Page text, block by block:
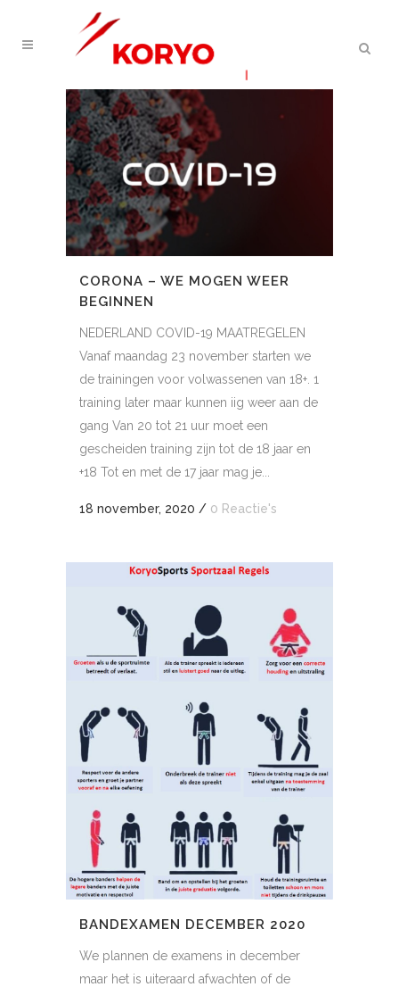
CORONA – WE MOGEN WEER
BEGINNEN
NEDERLAND COVID-19 MAATREGELEN
Vanaf maandag 23 november starten we
de trainingen voor volwassenen van 18+. 1
training later maar kunnen iig weer aan de
gang Van 20 tot 21 uur moet een
gescheiden training zijn tot de 18 jaar en
+18 Tot en met de 17 jaar mag je...
18 november, 2020 / 0 Reactie's
BANDEXAMEN DECEMBER 2020
We plannen de examens in december
maar het is uiteraard afwachten of de